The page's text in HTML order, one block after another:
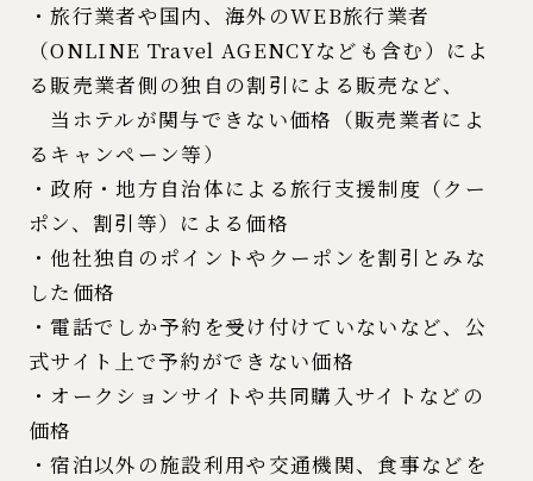
・旅行業者や国内、海外のWEB旅行業者
（ONLINE Travel AGENCYなども含む）によ
る販売業者側の独自の割引による販売など、
当ホテルが関与できない価格（販売業者によ
るキャンペーン等）
・政府・地方自治体による旅行支援制度（クー
ポン、割引等）による価格
・他社独自のポイントやクーポンを割引とみな
した価格
・電話でしか予約を受け付けていないなど、公
式サイト上で予約ができない価格
・オークションサイトや共同購入サイトなどの
価格
・宿泊以外の施設利用や交通機関、食事などを